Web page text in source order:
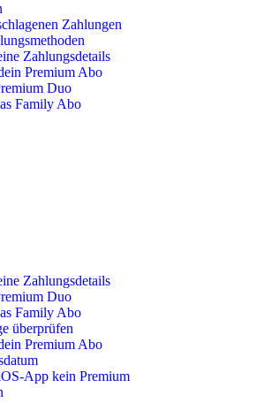
Zahlungen
Zahlungsdetails
Premium Abo
Duo
Family Abo
Zahlungsdetails
Duo
Family Abo
überprüfen
Premium Abo
App kein Premium